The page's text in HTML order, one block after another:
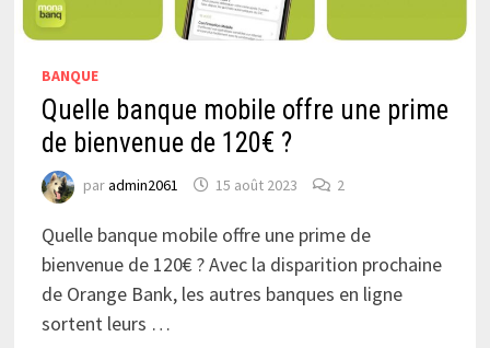
BANQUE
Quelle banque mobile offre une prime
de bienvenue de 120€ ?
paradmin2061 15 août 2023 2
Quelle banque mobile offre une prime de
bienvenue de 120€ ? Avec la disparition prochaine
de Orange Bank, les autres banques en ligne
sortent leurs …